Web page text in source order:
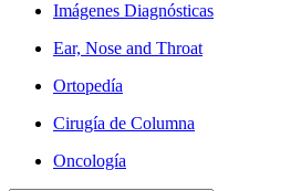
Imágenes Diagnósticas
Ear, Nose and Throat
Ortopedía
Cirugía de Columna
Oncología